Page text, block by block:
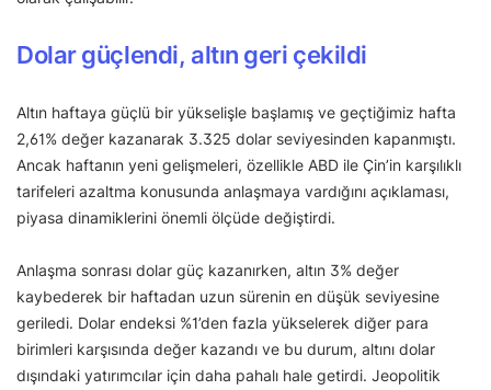
Dolar güçlendi, altın geri çekildi
Altın haftaya güçlü bir yükselişle başlamış ve geçtiğimiz hafta
2,61% değer kazanarak 3.325 dolar seviyesinden kapanmıştı.
Ancak haftanın yeni gelişmeleri, özellikle ABD ile Çin’in karşılıklı
tarifeleri azaltma konusunda anlaşmaya vardığını açıklaması,
piyasa dinamiklerini önemli ölçüde değiştirdi.
Anlaşma sonrası dolar güç kazanırken, altın 3% değer
kaybederek bir haftadan uzun sürenin en düşük seviyesine
geriledi. Dolar endeksi %1’den fazla yükselerek diğer para
birimleri karşısında değer kazandı ve bu durum, altını dolar
dışındaki yatırımcılar için daha pahalı hale getirdi. Jeopolitik